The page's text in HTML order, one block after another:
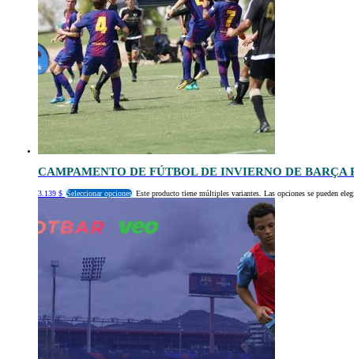
CAMPAMENTO DE FÚTBOL DE INVIERNO DE BARÇA
3.139 $ Seleccionar opciones Este producto tiene múltiples variantes. Las opciones se pueden